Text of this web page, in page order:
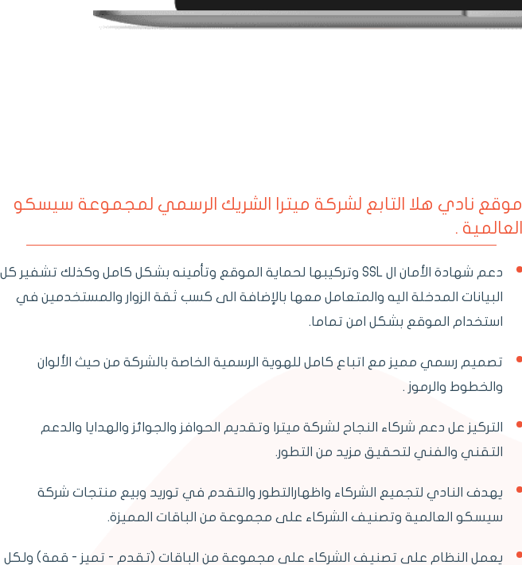
موقع نادي هلا التابع لشركة ميترا الشريك الرسمي لمجموعة سيسكو
العالمية .
دعم شهادة الأمان ال SSL وتركيبها لحماية الموقع وتأمينه بشكل كامل وكذلك تشفير كل
البيانات المدخلة اليه والمتعامل معها بالإضافة الى كسب ثقة الزوار والمستخدمين في
استخدام الموقع بشكل امن تماما.
تصميم رسمي مميز مع اتباع كامل للهوية الرسمية الخاصة بالشركة من حيث الألوان
والخطوط والرموز .
التركيز عل دعم شركاء النجاح لشركة ميترا وتقديم الحوافز والجوائز والهدايا والدعم
التقني والفني لتحقيق مزيد من التطور.
يهدف النادي لتجميع الشركاء واظهارالتطور والتقدم في توريد وبيع منتجات شركة
سيسكو العالمية وتصنيف الشركاء على مجموعة من الباقات المميزة.
يعمل النظام على تصنيف الشركاء على مجموعة من الباقات (تقدم - تميز - قمة) ولكل